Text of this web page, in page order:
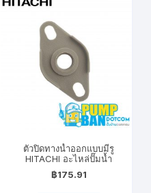
ตัวปิดทางน้ำออกแบบมีรู
HITACHI อะไหล่ปั๊มน้ำ
฿175.91